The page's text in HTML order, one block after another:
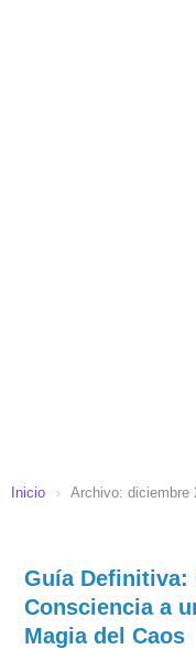
Inicio › Archivo: diciembre
Guía Definitiva:
Consciencia a
Magia del Caos